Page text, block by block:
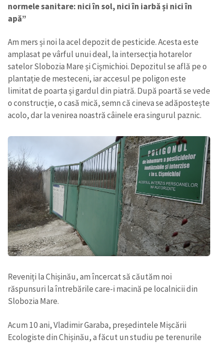
normele sanitare: nici în sol, nici în iarbă și nici în
apă”
Am mers și noi la acel depozit de pesticide. Acesta este
amplasat pe vârful unui deal, la intersecția hotarelor
satelor Slobozia Mare și Cișmichioi. Depozitul se află pe o
plantație de mesteceni, iar accesul pe poligon este
limitat de poarta și gardul din piatră. După poartă se vede
o construcție, o casă mică, semn că cineva se adăpostește
acolo, dar la venirea noastră câinele era singurul paznic.
Reveniți la Chișinău, am încercat să căutăm noi
răspunsuri la întrebările care-i macină pe localnicii din
Slobozia Mare.
Acum 10 ani, Vladimir Garaba, președintele Mișcării
Ecologiste din Chișinău, a făcut un studiu pe terenurile